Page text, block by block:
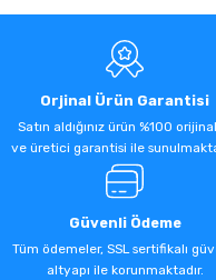
Orjinal Ürün Garantisi
Satın aldığınız ürün %100
ve üretici garantisi ile
Güvenli Ödeme
Tüm ödemeler, SSL sertifikalı
altyapı ile korunmaktadır.